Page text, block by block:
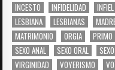
INCESTO
INFIDELIDAD INFIEL
LESBIANA
LESBIANAS
MATRIMONIO
ORGIA PRIMO
SEXO ANAL
SEXO ORAL
VIRGINIDAD
VOYERISMO